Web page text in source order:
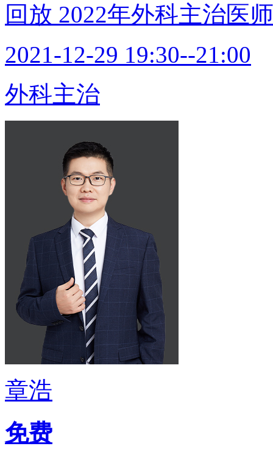
回放 2022年外科主治医
2021-12-29 19:30--21:00
外科主治
章浩
免费